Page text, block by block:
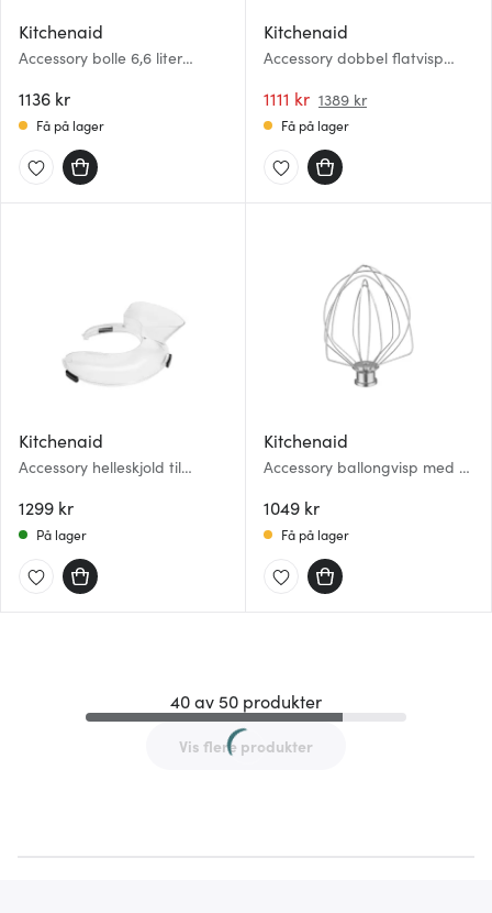
Kitchenaid
Accessory bolle 6,6 liter
1136 kr
Få på lager
Kitchenaid
Accessory dobbel flatvisp
1111 kr 1389 kr
Få på lager
Kitchenaid
Accessory helleskjold til
med spak
1299 kr
På lager
Kitchenaid
Accessory ballongvisp med 6
kjøkkenmaskin med spak
1049 kr
Få på lager
40 av 50 produkter
Vis flere produkter